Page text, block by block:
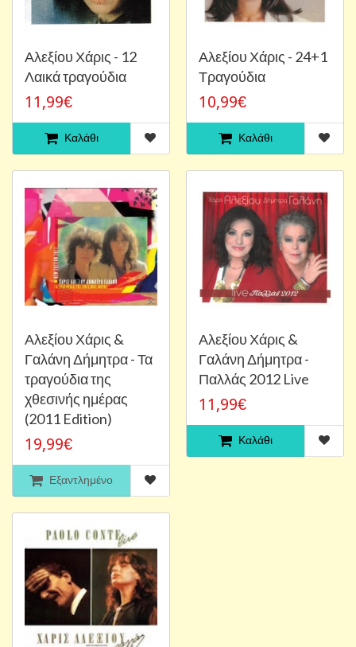
Αλεξίου Χάρις - 12
Λαικά τραγούδια
11,99€
Καλάθι
Αλεξίου Χάρις - 24+1
Τραγούδια
10,99€
Καλάθι
Αλεξίου Χάρις &
Γαλάνη Δήμητρα - Τα
τραγούδια της
χθεσινής ημέρας
(2011 Edition)
19,99€
Εξαντλημένο
Αλεξίου Χάρις &
Γαλάνη Δήμητρα -
Παλλάς 2012 Live
11,99€
Καλάθι